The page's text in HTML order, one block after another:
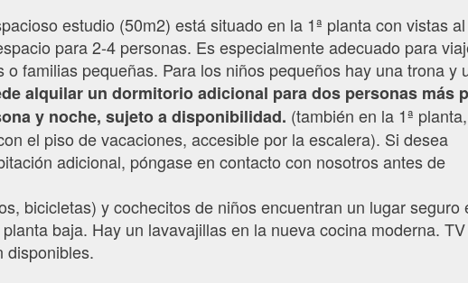
estudio (50m2) está situado en la 1ª planta con vistas
para 2-4 personas. Es especialmente adecuado para
o familias pequeñas. Para los niños pequeños hay una trona y
alquilar un dormitorio adicional para dos personas más
y noche, sujeto a disponibilidad. (también en la 1ª
el piso de vacaciones, accesible por la escalera). Si desea
adicional, póngase en contacto con nosotros antes de
bicicletas) y cochecitos de niños encuentran un lugar seguro
baja. Hay un lavavajillas en la nueva cocina moderna.
disponibles.